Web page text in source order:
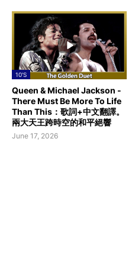
10'S
Queen & Michael Jackson -
There Must Be More To Life
Than This：歌詞+中文翻譯。
兩大天王跨時空的和平絕響
June 17, 2026